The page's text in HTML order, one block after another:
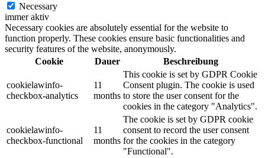
Necessary
immer aktiv
Necessary cookies are absolutely essential for the website to
function properly. These cookies ensure basic functionalities and
security features of the website, anonymously.
Cookie
Dauer Beschreibung
cookielawinfo-
checkbox-analytics
11
months
This cookie is set by GDPR Cookie
Consent plugin. The cookie is used
to store the user consent for the
cookies in the category "Analytics".
cookielawinfo-
checkbox-functional
11
months
The cookie is set by GDPR cookie
consent to record the user consent
for the cookies in the category
"Functional".